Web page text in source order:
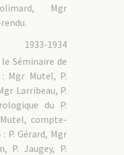
Mgr
1933-1934
Séminaire de
: Mgr Mutel, P.
Larribeau, P.
du P.
compte-
P. Gérard, Mgr
P. Jaugey, P.